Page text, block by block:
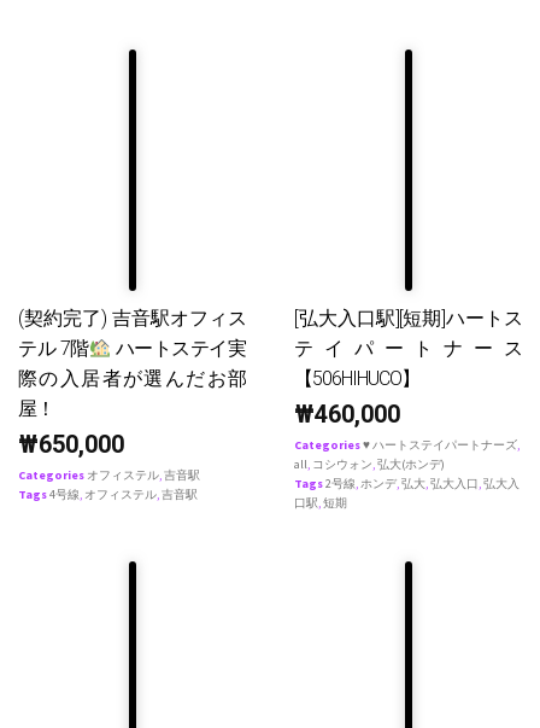
(契約完了) 吉音駅オフィス
テル 7階
ハートステイ実
際の入居者が選んだお部
屋！
₩650,000
Categories オフィステル,吉音駅
Tags4号線, オフィステル,吉音駅
[弘大入口駅][短期]ハートス
テイパートナース
【506HIHUCO】
₩460,000
Categories♥ ハートステイパートナーズ,
all, コシウォン,弘大(ホンデ)
Tags2号線,ホンデ,弘大,弘大入口,弘大入
口駅,短期